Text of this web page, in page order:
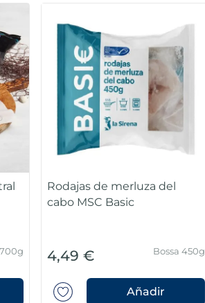
Rodajas de merluza del
cabo MSC Basic
4,49 € Bossa 450g
Añadir